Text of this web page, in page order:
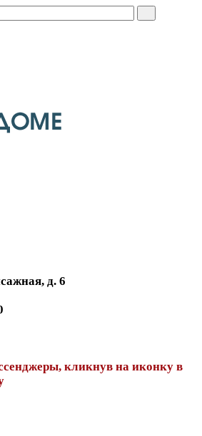
д. 6
кликнув на иконку в